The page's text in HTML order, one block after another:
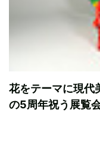
花をテーマに現代
の5周年祝う展覧